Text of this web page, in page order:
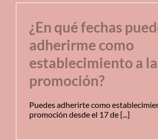
¿En qué fechas
adherirme como
establecimiento a la
promoción?
Puedes adherirte como
promoción desde el 17 de [...]